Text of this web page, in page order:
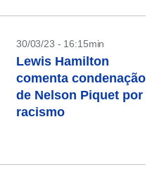
30/03/23 - 16:15min
Lewis Hamilton
comenta condenação
de Nelson Piquet por
racismo